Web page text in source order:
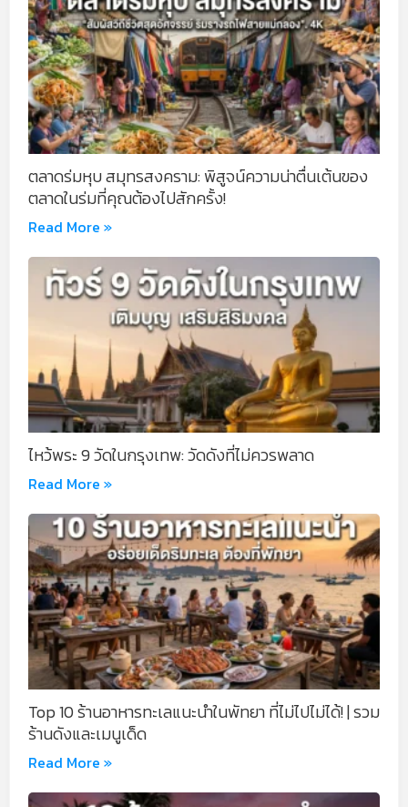
ตลาดร่มหุบ สมุทรสงคราม: พิสูจน์ความน่าตื่นเต้นของ
ตลาดในร่มที่คุณต้องไปสักครั้ง!
Read More »
ไหว้พระ 9 วัดในกรุงเทพ: วัดดังที่ไม่ควรพลาด
Read More »
Top 10 ร้านอาหารทะเลแนะนำในพัทยา ที่ไม่ไปไม่ได้! | รวม
ร้านดังและเมนูเด็ด
Read More »